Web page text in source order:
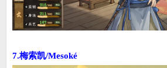
7.梅索凯/Mesoké